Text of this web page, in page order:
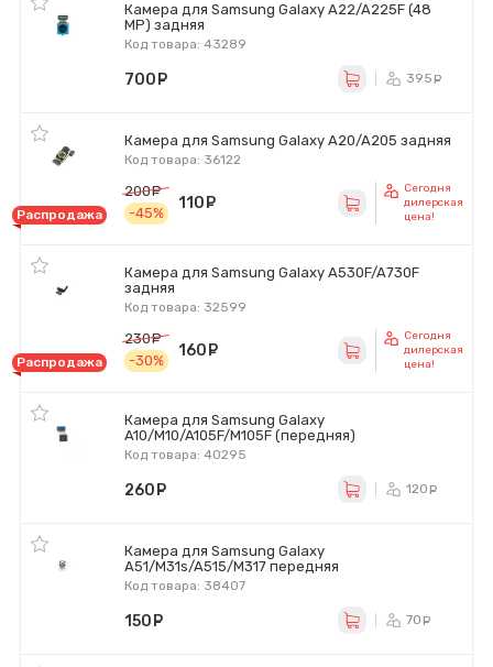
Камера для Samsung Galaxy A22/A225F (48
MP) задняя
Код товара: 43289
700 395
Камера для Samsung Galaxy A20/A205 задняя
Код товара: 36122
Распродажа
200
-45%
110
Сегодня
дилерская
цена!
Камера для Samsung Galaxy A530F/A730F
задняя
Код товара: 32599
Распродажа
230
-30%
160
Сегодня
дилерская
цена!
Камера для Samsung Galaxy
A10/M10/A105F/M105F (передняя)
Код товара: 40295
260 120
Камера для Samsung Galaxy
A51/M31s/A515/M317 передняя
Код товара: 38407
150 70